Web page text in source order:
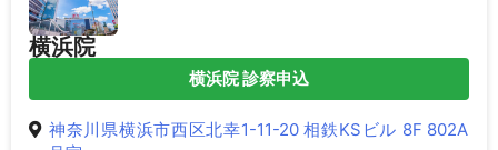
横浜院
横浜院 診察申込
神奈川県横浜市西区北幸1-11-20 相鉄KSビル 8F 802A